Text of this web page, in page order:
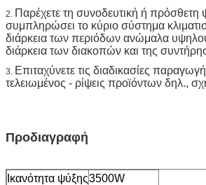
2. Παρέχετε τη συνοδευτική ή πρόσθετη
συμπληρώσει το κύριο σύστημα
διάρκεια των περιόδων ανώμαλα
διάρκεια των διακοπών και της
3. Επιταχύνετε τις διαδικασίες
τελειωμένος - ρίψεις προϊόντων δηλ.,
Προδιαγραφή
Ικανότητα ψύξης3500W